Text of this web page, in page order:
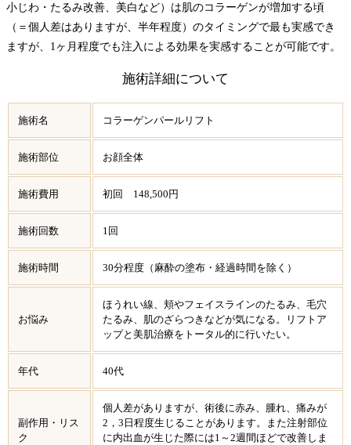
小じわ・たるみ改善、美白など）は肌のコラーゲンが増加する頃
（＝個人差はありますが、半年程度）のタイミングで最も実感でき
ますが、1ヶ月程度でも注入による効果を実感することが可能です。
施術詳細について
施術名 コラーゲンパールリフト
施術部位 お顔全体
施術費用 初回 148,500円
施術回数 1回
施術時間 30分程度（麻酔の塗布・経過時間を除く）
お悩み
ほうれい線、頬やフェイスラインのたるみ、毛穴
たるみ、肌のざらつきなどが気になる。リフトア
ップと美肌治療をトータル的に行いたい。
年代 40代
副作用・リス
ク
個人差がありますが、術後に赤み、腫れ、痛みが
2，3日程度生じることがあります。また注射部位
に内出血が生じた際には1～2週間ほどで改善しま